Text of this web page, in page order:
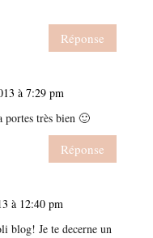
Réponse
à 7:29 pm
portes très bien 🙂
Réponse
à 12:40 pm
blog! Je te decerne un